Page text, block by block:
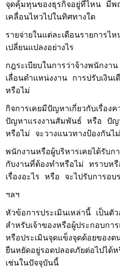
จุดคุ้มทุนของธุรกิจอยู่ที่ไหน มีพ
เคลื่อนไหวไปในทิศทางใด
รายจ่ายในแต่ละเดือนรายการ
เปลี่ยนแปลงอย่างไร
กฎระเบียบในการว่าจ้างพนักง
เลื่อนตำแหน่งงาน การปรับเงิน
หรือไม่
กิจการเคยมีปัญหาเกี่ยวกับเรื่อง
ปัญหาแรงงานสัมพันธ์ หรือ ปัญ
หรือไม่ จะวางแนวทางป้องกันไ
พนักงานหรือผู้บริหารเคยได้รับก
กับงานที่ต้องทำหรือไม่ ทราบห
เรื่องอะไร หรือ จะไปรับการอบ
ฯลฯ
หัวข้อการประเมินเหล่านี้ เป็นตั
สำหรับเจ้าของหรือผู้ประกอบกา
หรือประเมินจุดแข็งจุดด้อยของต
ยืนหยัดอยู่รอดปลอดภัยต่อไปได้
เช่นในปัจจุบันนี้